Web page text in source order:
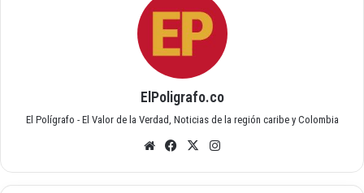
ElPoligrafo.co
El Polígrafo - El Valor de la Verdad, Noticias de la región caribe y Colombia
Siti
we
Fac
ok
X
am